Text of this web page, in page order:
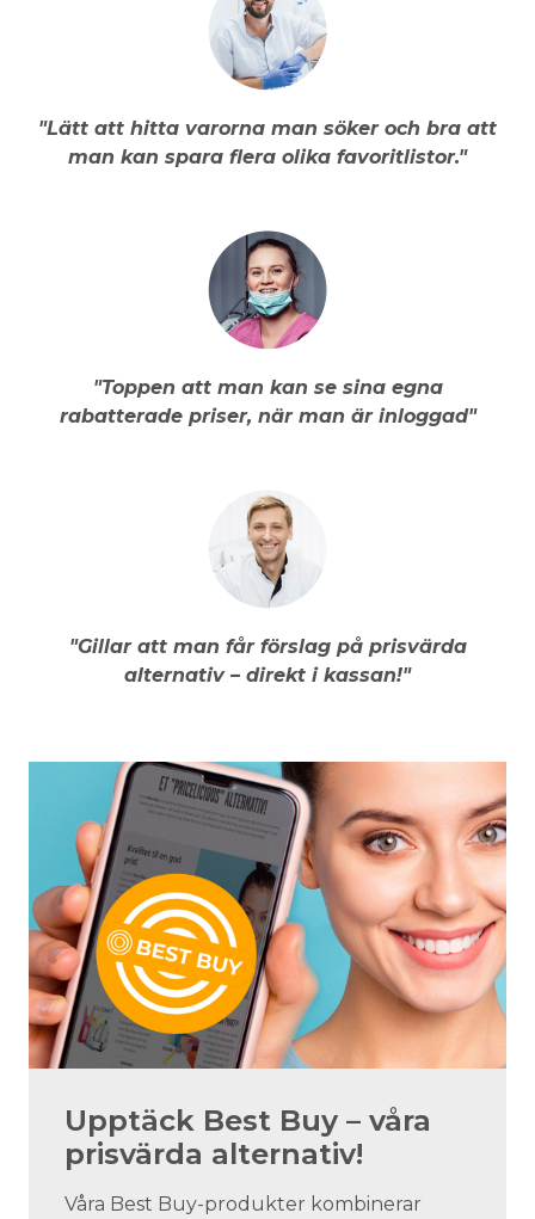
"Lätt att hitta varorna man söker och bra att
man kan spara flera olika favoritlistor."
"Toppen att man kan se sina egna
rabatterade priser, när man är inloggad"
"Gillar att man får förslag på prisvärda
alternativ – direkt i kassan!"
Upptäck Best Buy – våra
prisvärda alternativ!
Våra Best Buy-produkter kombinerar